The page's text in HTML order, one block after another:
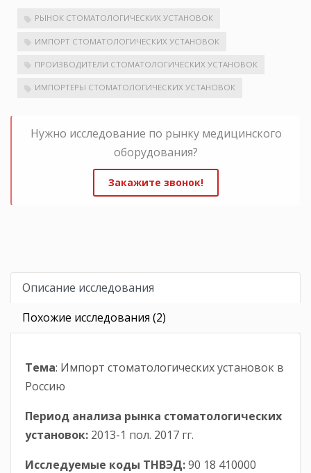
РЫНОК СТОМАТОЛОГИЧЕСКИХ УСТАНОВОК
ИМПОРТ СТОМАТОЛОГИЧЕСКИХ УСТАНОВОК
ПРОИЗВОДИТЕЛИ СТОМАТОЛОГИЧЕСКИХ УСТАНОВОК
ИМПОРТЕРЫ СТОМАТОЛОГИЧЕСКИХ УСТАНОВОК
Нужно исследование по рынку медицинского
оборудования?
Закажите звонок!
Описание исследования
Похожие исследования (2)
Тема: Импорт стоматологических установок в
Россию
Период анализа рынка стоматологических
установок: 2013-1 пол. 2017 гг.
Исследуемые коды ТНВЭД:90 18 410000